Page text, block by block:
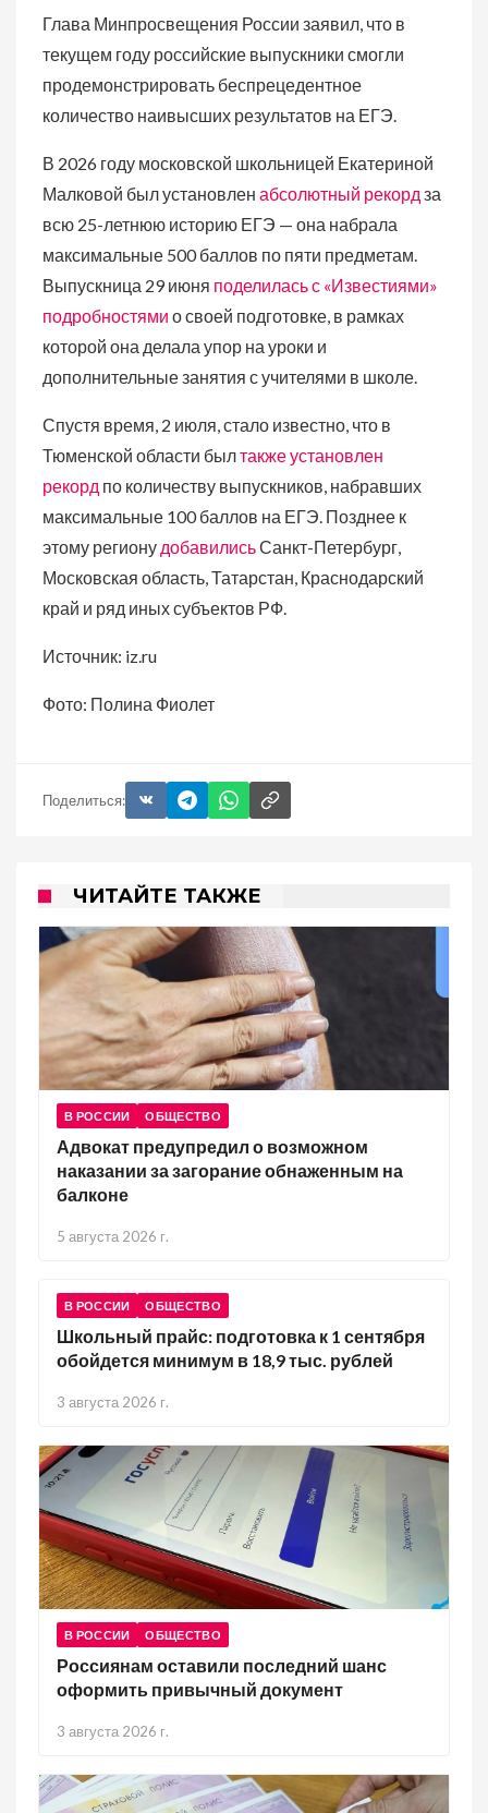
Глава Минпросвещения России заявил, что в
текущем году российские выпускники смогли
продемонстрировать беспрецедентное
количество наивысших результатов на ЕГЭ.
В 2026 году московской школьницей Екатериной
Малковой был установлен абсолютный рекорд за
всю 25-летнюю историю ЕГЭ — она набрала
максимальные 500 баллов по пяти предметам.
Выпускница 29 июня поделилась с «Известиями»
подробностями о своей подготовке, в рамках
которой она делала упор на уроки и
дополнительные занятия с учителями в школе.
Спустя время, 2 июля, стало известно, что в
Тюменской области былтакже установлен
рекорд по количеству выпускников, набравших
максимальные 100 баллов на ЕГЭ. Позднее к
этому региону добавилисьСанкт-Петербург,
Московская область, Татарстан, Краснодарский
край и ряд иных субъектов РФ.
Источник: iz.ru
Фото: Полина Фиолет
Поделиться:
ЧИТАЙТЕ ТАКЖЕ
В РОССИИ ОБЩЕСТВО
Адвокат предупредил о возможном
наказании за загорание обнаженным на
балконе
5 августа 2026 г.
В РОССИИ ОБЩЕСТВО
Школьный прайс: подготовка к 1 сентября
обойдется минимум в 18,9 тыс. рублей
3 августа 2026 г.
В РОССИИ ОБЩЕСТВО
Россиянам оставили последний шанс
оформить привычный документ
3 августа 2026 г.